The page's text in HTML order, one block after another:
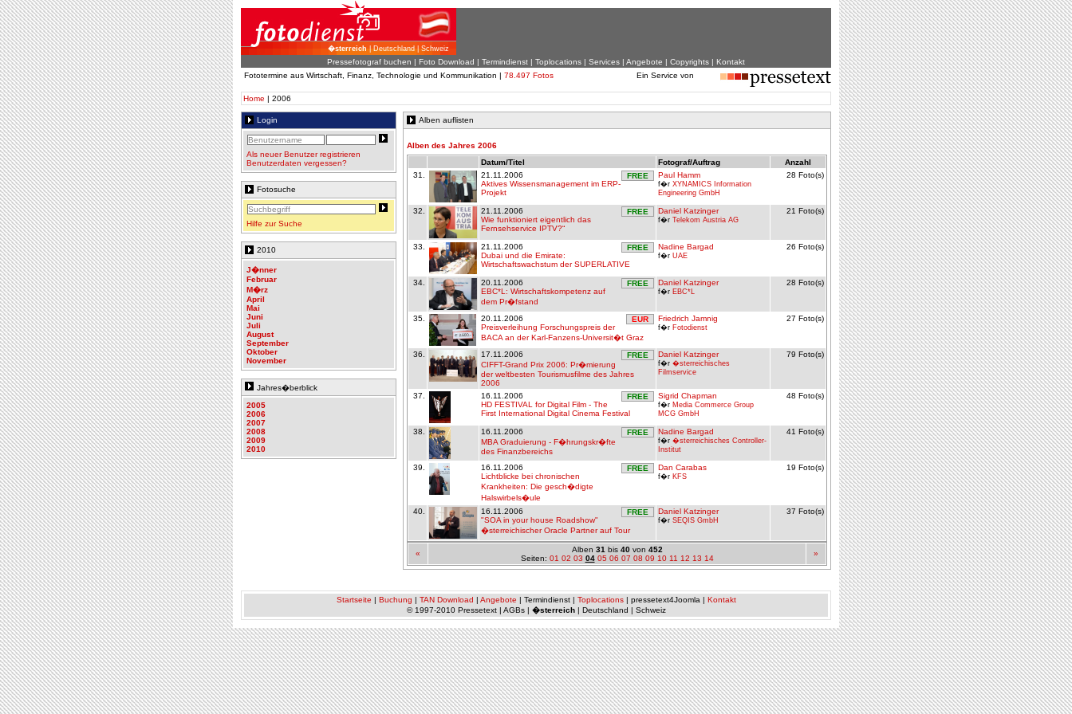
�sterreich| Deutschland | Schweiz
Pressefotograf buchen | Foto Download | Termindienst | Toplocations | Services | Angebote | Copyrights | Kontakt
Fototermine aus Wirtschaft, Finanz, Technologie und Kommunikation | 78.497 Fotos Ein Service von
Home | 2006
Login
Als neuer Benutzer registrieren
Benutzerdaten vergessen?
Fotosuche
Hilfe zur Suche
2010
J�nner
Februar
M�rz
April
Mai
Juni
Juli
August
September
Oktober
November
Jahres�berblick
2005
2006
2007
2008
2009
2010
Alben auflisten
Alben des Jahres 2006
Datum/Titel
Fotograf/Auftrag
Anzahl
31.
FREE
21.11.2006
Aktives Wissensmanagement im ERP-
Projekt
Paul Hamm
f�r XYNAMICS Information
Engineering GmbH
28 Foto(s)
32. FREE
21.11.2006
Wie funktioniert eigentlich das
Fernsehservice IPTV?“
Daniel Katzinger
f�r Telekom Austria AG
21 Foto(s)
33. FREE
21.11.2006
Dubai und die Emirate:
Wirtschaftswachstum der SUPERLATIVE
Nadine Bargad
f�r UAE
26 Foto(s)
34. FREE
20.11.2006
EBC*L: Wirtschaftskompetenz auf
dem Pr�fstand
Daniel Katzinger
f�r EBC*L
28 Foto(s)
35. EUR
20.11.2006
Preisverleihung Forschungspreis der
BACA an der Karl-Fanzens-Universit�t Graz
Friedrich Jamnig
f�r Fotodienst
27 Foto(s)
36. FREE
17.11.2006
CIFFT-Grand Prix 2006: Pr�mierung
der weltbesten Tourismusfilme des Jahres
2006
Daniel Katzinger
f�r �sterreichisches
Filmservice
79 Foto(s)
37. FREE
16.11.2006
HD FESTIVAL for Digital Film - The
First International Digital Cinema Festival
Sigrid Chapman
f�r Media Commerce Group
MCG GmbH
48 Foto(s)
38. FREE
16.11.2006
MBA Graduierung - F�hrungskr�fte
des Finanzbereichs
Nadine Bargad
f�r �sterreichisches Controller-
Institut
41 Foto(s)
39. FREE
16.11.2006
Lichtblicke bei chronischen
Krankheiten: Die gesch�digte
Halswirbels�ule
Dan Carabas
f�r KFS
19 Foto(s)
40. FREE
16.11.2006
"SOA in your house Roadshow"
�sterreichischer Oracle Partner auf Tour
Daniel Katzinger
f�r SEQIS GmbH
37 Foto(s)
« Alben 31 bis 40von 452
Seiten: 01 02 03 04 05 06 07 08 09 10 11 12 13 14
»
Startseite | Buchung | TAN Download | Angebote | Termindienst | Toplocations| pressetext4Joomla | Kontakt
© 1997-2010 Pressetext | AGBs | �sterreich| Deutschland | Schweiz